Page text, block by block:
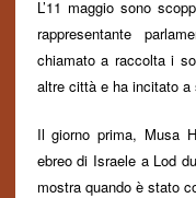
L’11 maggio sono
rappresentante
chiamato a raccolta i
altre città e ha incitato a
Il giorno prima, Musa
ebreo di Israele a Lod
mostra quando è stato